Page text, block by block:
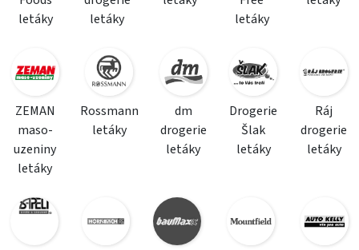
letáky
letáky
letáky
ZEMAN
maso-
uzeniny
letáky
Rossmann
letáky
dm
drogerie
letáky
Drogerie
Šlak
letáky
Ráj
drogerie
letáky